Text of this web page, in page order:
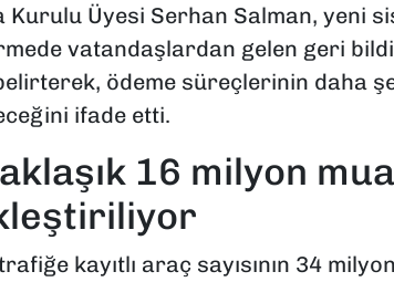
Kurulu Üyesi Serhan Salman, yeni
vatandaşlardan gelen geri
belirterek, ödeme süreçlerinin daha
ifade etti.
16 milyon
kayıtlı araç sayısının 34